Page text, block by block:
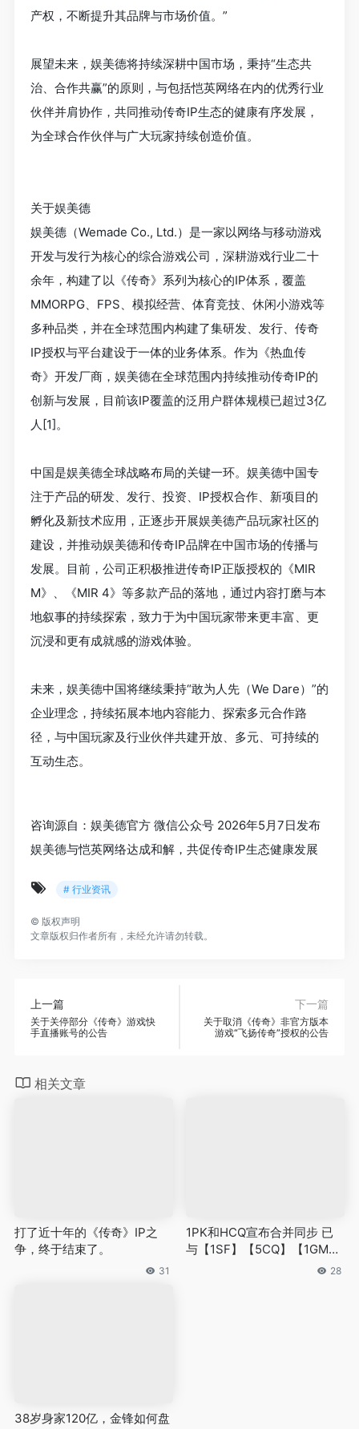
产权，不断提升其品牌与市场价值。”
展望未来，娱美德将持续深耕中国市场，秉持“生态共
治、合作共赢”的原则，与包括恺英网络在内的优秀行业
伙伴并肩协作，共同推动传奇IP生态的健康有序发展，
为全球合作伙伴与广大玩家持续创造价值。
关于娱美德
娱美德（Wemade Co., Ltd.）是一家以网络与移动游戏
开发与发行为核心的综合游戏公司，深耕游戏行业二十
余年，构建了以《传奇》系列为核心的IP体系，覆盖
MMORPG、FPS、模拟经营、体育竞技、休闲小游戏等
多种品类，并在全球范围内构建了集研发、发行、传奇
IP授权与平台建设于一体的业务体系。作为《热血传
奇》开发厂商，娱美德在全球范围内持续推动传奇IP的
创新与发展，目前该IP覆盖的泛用户群体规模已超过3亿
人[1]。
中国是娱美德全球战略布局的关键一环。娱美德中国专
注于产品的研发、发行、投资、IP授权合作、新项目的
孵化及新技术应用，正逐步开展娱美德产品玩家社区的
建设，并推动娱美德和传奇IP品牌在中国市场的传播与
发展。目前，公司正积极推进传奇IP正版授权的《MIR
M》、《MIR 4》等多款产品的落地，通过内容打磨与本
地叙事的持续探索，致力于为中国玩家带来更丰富、更
沉浸和更有成就感的游戏体验。
未来，娱美德中国将继续秉持“敢为人先（We Dare）”的
企业理念，持续拓展本地内容能力、探索多元合作路
径，与中国玩家及行业伙伴共建开放、多元、可持续的
互动生态。
咨询源自：娱美德官方 微信公众号 2026年5月7日发布
娱美德与恺英网络达成和解，共促传奇IP生态健康发展
# 行业资讯
© 版权声明
文章版权归作者所有，未经允许请勿转载。
上一篇
关于关停部分《传奇》游戏快
手直播账号的公告
下一篇
关于取消《传奇》非官方版本
游戏“飞扬传奇”授权的公告
相关文章
打了近十年的《传奇》IP之
争，终于结束了。
31
1PK和HCQ宣布合并同步 已
与【1SF】【5CQ】【1GM】
【CCQ】【500sf】互相采集
28
38岁身家120亿，金锋如何盘